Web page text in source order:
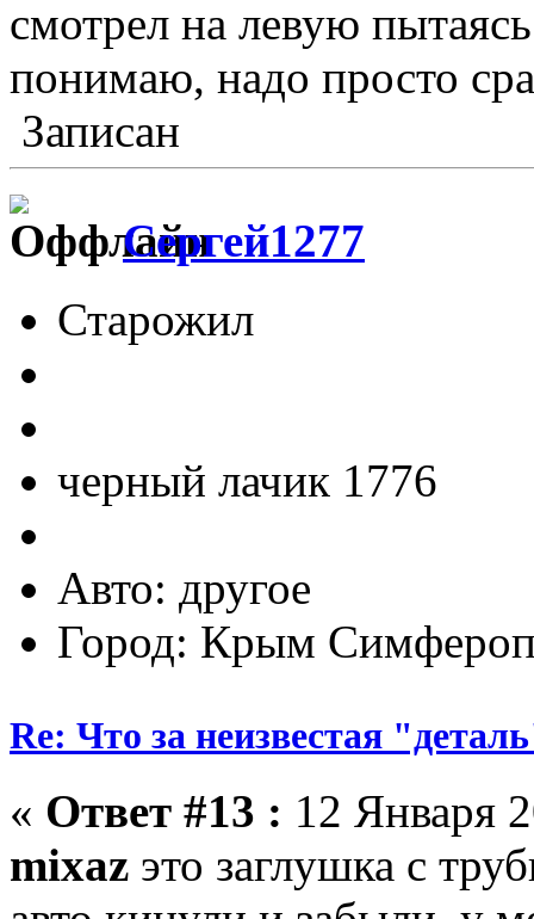
смотрел на левую
понимаю, надо просто
Записан
Сергей1277
Старожил
черный лачик 1776
Авто: другое
Город: Крым
Re: Что за неизвестая
« Ответ #13 : 12 Января
mixaz это заглушка с